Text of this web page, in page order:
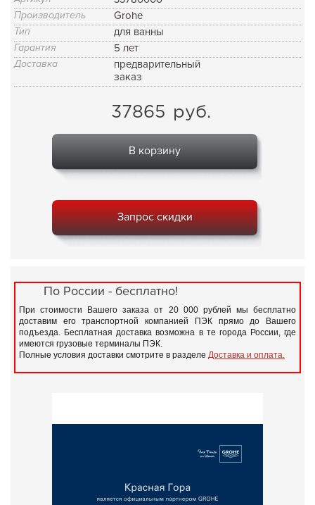
Производитель Grohe
Тип для ванны
Гарантия 5 лет
Доставка
предварительный
заказ
37865 руб.
В корзину
Запрос скидки
По России - бесплатно!
При стоимости Вашего заказа от 20 000 рублей мы бесплатно
доставим его транспортной компанией ПЭК прямо до Вашего
подъезда. Бесплатная доставка возможна в те города России, где
имеются грузовые терминалы ПЭК.
Полные условия доставки смотрите в разделе Доставка и оплата.